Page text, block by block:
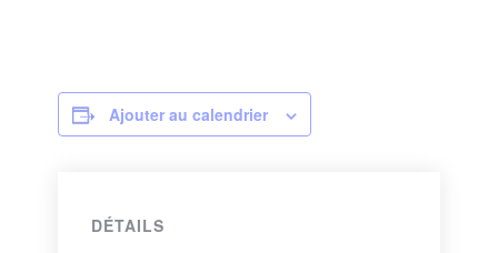
Ajouter au calendrier
DÉTAILS